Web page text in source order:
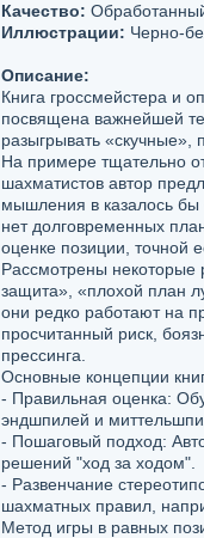
Качество:
Иллюстрации: Черно-
Описание:
Книга гроссмейстера и
посвящена важнейшей
разыгрывать «скучные»,
На примере тщательно
шахматистов автор
мышления в казалось бы
нет долговременных
оценке позиции, точной
Рассмотрены некоторые
защита», «плохой план
они редко работают на
просчитанный риск,
прессинга.
Основные концепции
- Правильная оценка:
эндшпилей и
- Пошаговый подход:
решений "ход за ходом".
- Развенчание
шахматных правил,
Метод игры в равных